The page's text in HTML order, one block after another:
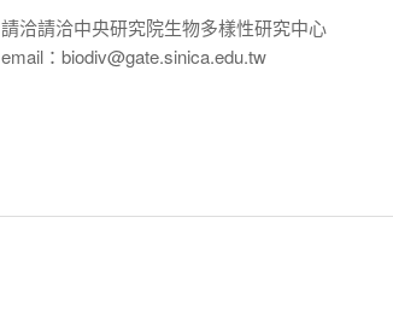
請洽請洽中央研究院生物多樣性研究中心
email：biodiv@gate.sinica.edu.tw